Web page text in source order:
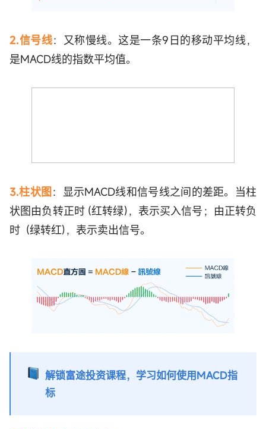
2.信号线：又称慢线。这是一条9日的移动平均线，
是MACD线的指数平均值。
3.柱状图：显示MACD线和信号线之间的差距。当柱
状图由负转正时 (红转绿)，表示买入信号；由正转负
时 (绿转红)，表示卖出信号。
解锁富途投资课程，学习如何使用MACD指
标